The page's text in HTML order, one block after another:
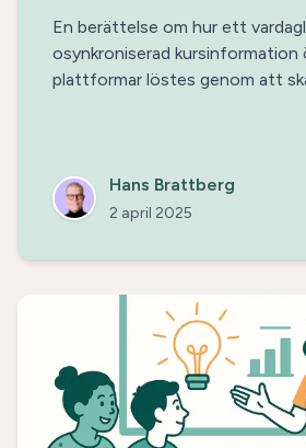
En berättelse om hur ett
osynkroniserad kursinformation
plattformar löstes genom att
rapporter som säkerställer att all
korrekt och konsistent.
Hans Brattberg
2 april 2025